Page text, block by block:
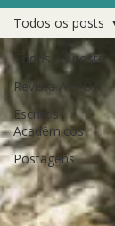
Todos os posts
Revista APPOA
Escritos
Acadêmicos
Postagens
Todos os posts